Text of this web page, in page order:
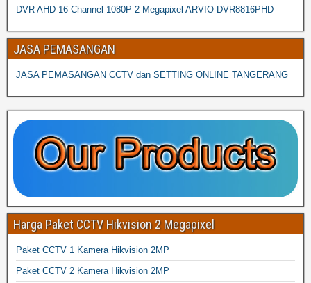
DVR AHD 16 Channel 1080P 2 Megapixel ARVIO-DVR8816PHD
JASA PEMASANGAN
JASA PEMASANGAN CCTV dan SETTING ONLINE TANGERANG
Harga Paket CCTV Hikvision 2 Megapixel
Paket CCTV 1 Kamera Hikvision 2MP
Paket CCTV 2 Kamera Hikvision 2MP